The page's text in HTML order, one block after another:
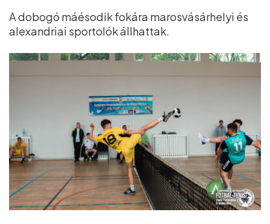
A dobogó máésodik fokára marosvásárhelyi és
alexandriai sportolók állhattak.